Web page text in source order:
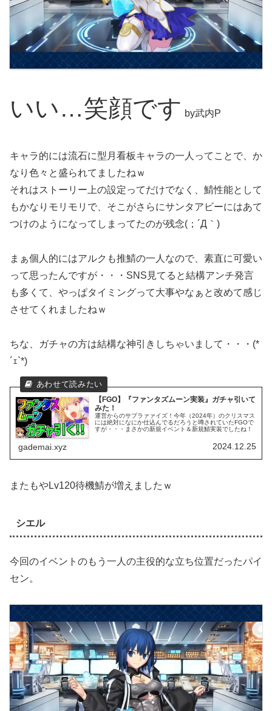
いい…笑顔です by武内P
キャラ的には流石に型月看板キャラの一人ってことで、か
なり色々と盛られてましたねｗ
それはストーリー上の設定ってだけでなく、鯖性能として
もかなりモリモリで、そこがさらにサンタアビーにはあて
つけのようになってしまってたのが残念(；´Д｀)
まぁ個人的にはアルクも推鯖の一人なので、素直に可愛い
って思ったんですが・・・SNS見てると結構アンチ発言
も多くて、やっぱタイミングって大事やなぁと改めて感じ
させてくれましたねｗ
ちな、ガチャの方は結構な神引きしちゃいまして・・・(*
´ｪ`*)
【FGO】『ファンタズムーン実装』ガチャ引いて
みた！
運営からのサプラァァイズ！今年（2024年）のクリスマス
には絶対になにか仕込んでるだろうと噂されていたFGOで
すが・・・まさかの新規イベント＆新規鯖実装でしたね！
gademai.xyz 2024.12.25
またもやLv120待機鯖が増えましたｗ
シエル
今回のイベントのもう一人の主役的な立ち位置だったパイ
セン。